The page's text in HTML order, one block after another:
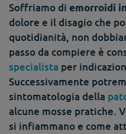
Soffriamo di emorroidi
dolore e il disagio che
quotidianità, non
passo da compiere è
specialista per
Successivamente
sintomatologia della
alcune mosse pratiche.
si infiammano e come